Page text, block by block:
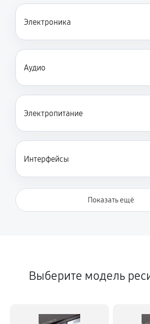
Электроника
Аудио
Электропитание
Интерфейсы
Показать ещё
Выберите модель